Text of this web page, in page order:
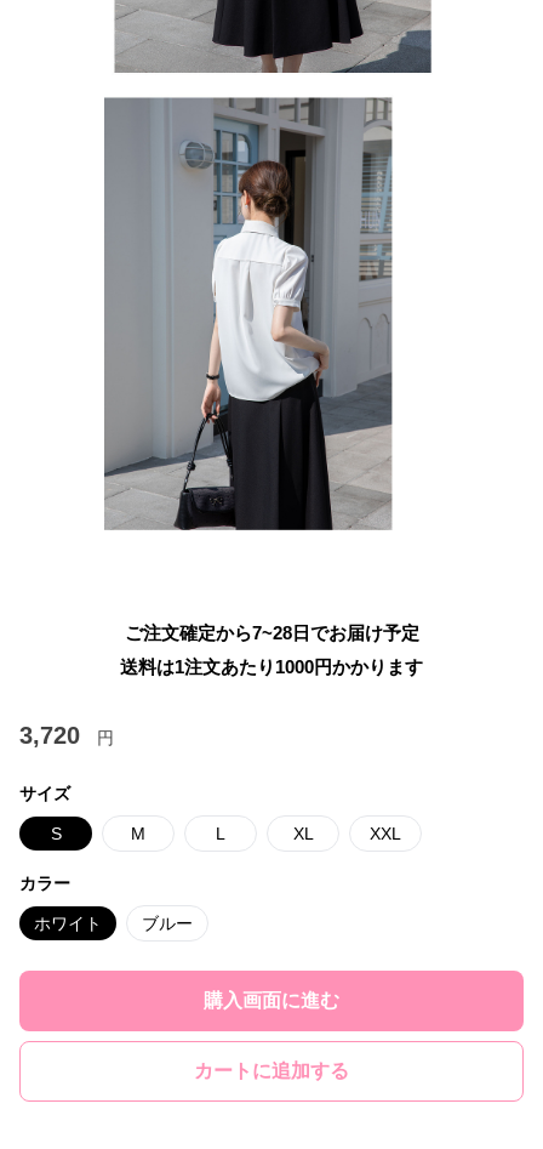
ご注文確定から7~28日でお届け予定
送料は1注文あたり 1000円かかります
3,720 円
サイズ
S M L XL XXL
カラー
ホワイト ブルー
購入画面に進む
カートに追加する